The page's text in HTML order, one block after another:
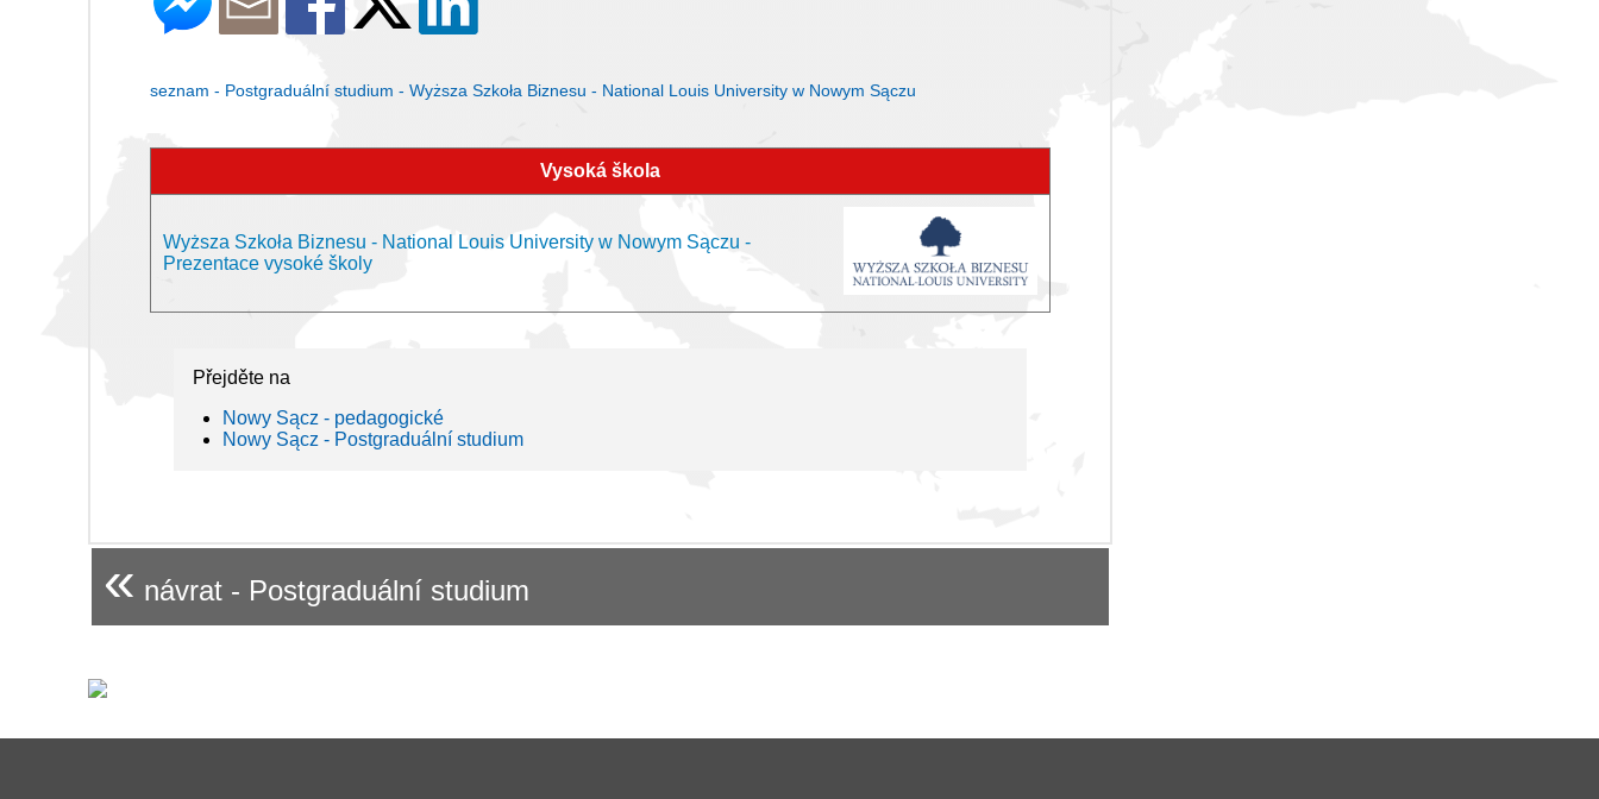
seznam - Postgraduální studium - Wyższa Szkoła Biznesu - National Louis University w Nowym Sączu
Vysoká škola
Wyższa Szkoła Biznesu - National Louis University w Nowym Sączu -
Prezentace vysoké školy
Přejděte na
Nowy Sącz - pedagogické
Nowy Sącz - Postgraduální studium
« návrat - Postgraduální studium